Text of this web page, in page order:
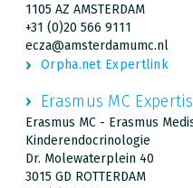
1105 AZ AMSTERDAM
+31 (0)20 566 9111
ecza@amsterdamumc.nl
Orpha.net Expertlink
Erasmus MC
Erasmus MC - Erasmus
Kinderendocrinologie
Dr. Molewaterplein 40
3015 GD ROTTERDAM